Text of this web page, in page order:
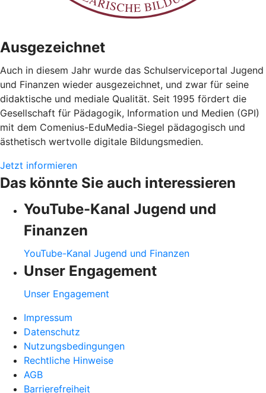
Ausgezeichnet
Auch in diesem Jahr wurde das Schulserviceportal Jugend
und Finanzen wieder ausgezeichnet, und zwar für seine
didaktische und mediale Qualität. Seit 1995 fördert die
Gesellschaft für Pädagogik, Information und Medien (GPI)
mit dem Comenius-EduMedia-Siegel pädagogisch und
ästhetisch wertvolle digitale Bildungsmedien.
Jetzt informieren
Das könnte Sie auch interessieren
YouTube-Kanal Jugend und
Finanzen
YouTube-Kanal Jugend und Finanzen
Unser Engagement
Unser Engagement
Impressum
Datenschutz
Nutzungsbedingungen
Rechtliche Hinweise
AGB
Barrierefreiheit